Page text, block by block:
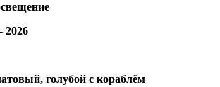
2026
голубой с кораблём